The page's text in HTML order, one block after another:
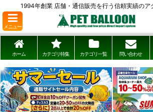
1994年創業 店舗・通信販売を行う信頼実績のア
メニュー
ホーム カテゴリ特集 カテゴリ一覧 問い合わせ